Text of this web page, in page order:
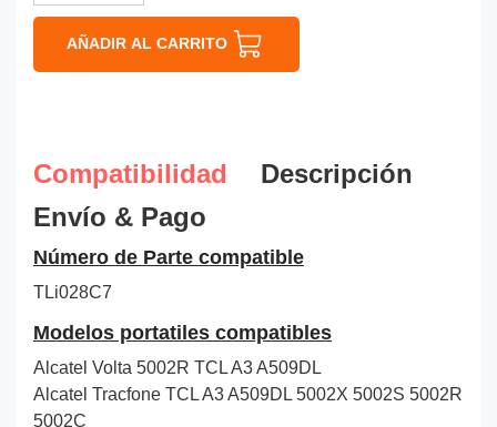
AÑADIR AL CARRITO
Compatibilidad
Descripción
Envío & Pago
Número de Parte compatible
TLi028C7
Modelos portatiles compatibles
Alcatel Volta 5002R TCL A3 A509DL
Alcatel Tracfone TCL A3 A509DL 5002X 5002S 5002R
5002C